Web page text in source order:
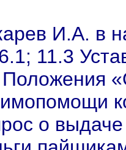
И.А. в
11.3
о